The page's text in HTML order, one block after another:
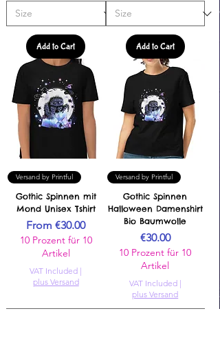
Add to Cart Add to Cart
Versand by Printful
Gothic Spinnen mit
Mond Unisex Tshirt
From€30.00
Sale Price
10 Prozent für 10
Artikel
VAT Included |
plus Versand
Versand by Printful
Gothic Spinnen
Halloween Damenshirt
Bio Baumwolle
Price
€30.00
10 Prozent für 10
Artikel
VAT Included|
plus Versand